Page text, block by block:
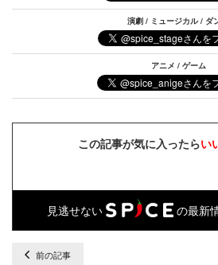
演劇 / ミュージカル / ダ
アニメ / ゲーム
この記事が気に入ったらい
見逃せない の最新
前の記事